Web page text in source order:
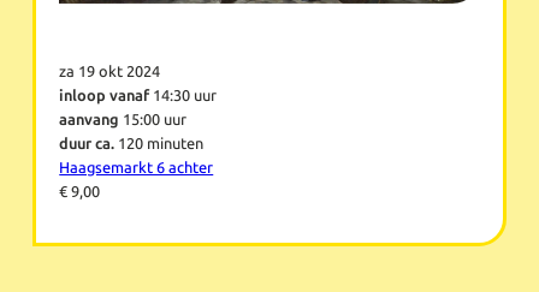
za 19 okt 2024
inloop vanaf14:30 uur
aanvang 15:00 uur
duur ca. 120 minuten
Haagsemarkt 6 achter
€ 9,00